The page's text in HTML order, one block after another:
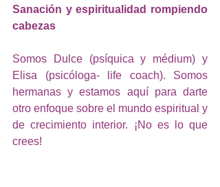
Sanación y espiritualidad rompiendo
cabezas
Somos Dulce (psíquica y médium) y
Elisa (psicóloga- life coach). Somos
hermanas y estamos aquí para darte
otro enfoque sobre el mundo espiritual y
de crecimiento interior. ¡No es lo que
crees!